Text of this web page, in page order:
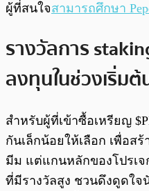
ผู้ที่สนใจสามารถศึกษา
รางวัลการ
ลงทุนในช่วงเริ่มต้
สำหรับผู้ที่เข้าซื้อเหรียญ
กันเล็กน้อยให้เลือก เพื่อส
มีม แต่แกนหลักของโปรเจ
ที่มีรางวัลสูง ชวนดึงดูดใ